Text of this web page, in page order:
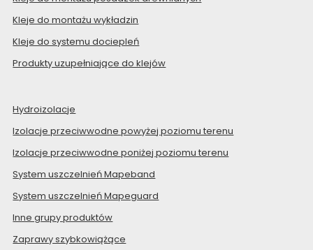
Kleje do montażu wykładzin
Kleje do systemu dociepleń
Produkty uzupełniające do klejów
Hydroizolacje
Izolacje przeciwwodne powyżej poziomu terenu
Izolacje przeciwwodne poniżej poziomu terenu
System uszczelnień Mapeband
System uszczelnień Mapeguard
Inne grupy produktów
Zaprawy szybkowiążące